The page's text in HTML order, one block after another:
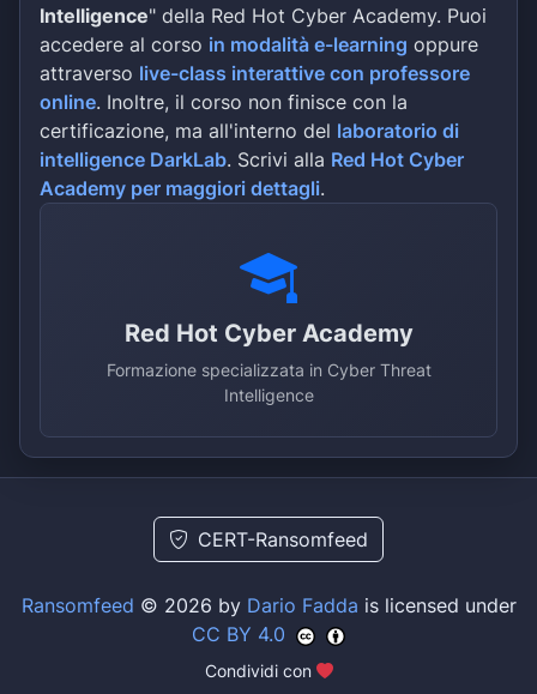
Intelligence" della Red Hot Cyber Academy. Puoi
accedere al corso in modalità e-learning oppure
attraverso live-class interattive con professore
online. Inoltre, il corso non finisce con la
certificazione, ma all'interno del laboratorio di
intelligence DarkLab. Scrivi alla Red Hot Cyber
Academy per maggiori dettagli.
Red Hot Cyber Academy
Formazione specializzata in Cyber Threat
Intelligence
CERT-Ransomfeed
Ransomfeed © 2026 by Dario Fadda is licensed under
CC BY 4.0
Condividi con